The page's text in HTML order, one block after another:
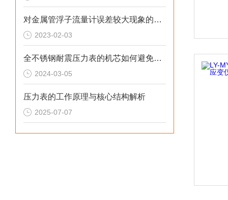
对金属管浮子流量计误差较大现象的分析
2023-02-03
全不锈钢耐震压力表的机芯如何避免磨损？
2024-03-05
压力表的工作原理与核心结构解析
2025-07-07